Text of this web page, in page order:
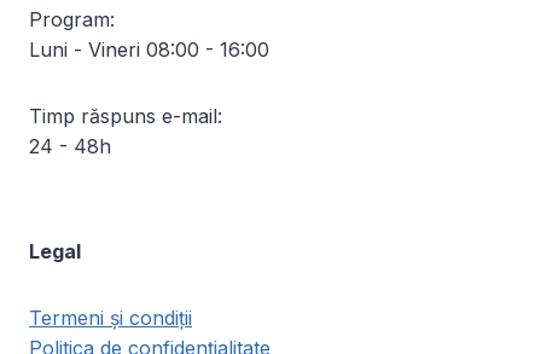
Program:
Luni - Vineri 08:00 - 16:00
Timp răspuns e-mail:
24 - 48h
Legal
Termeni și condiții
Politica de confidențialitate